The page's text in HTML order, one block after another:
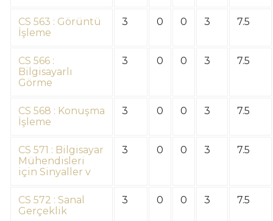
CS 563 : Görüntü
İşleme
3 0 0 3 7.5
CS 566 :
Bilgisayarlı
Görme
3 0 0 3 7.5
CS 568 : Konuşma
İşleme
3 0 0 3 7.5
CS 571 : Bilgisayar
Mühendisleri
için Sinyaller v
3 0 0 3 7.5
CS 572 : Sanal
Gerçeklik
3 0 0 3 7.5